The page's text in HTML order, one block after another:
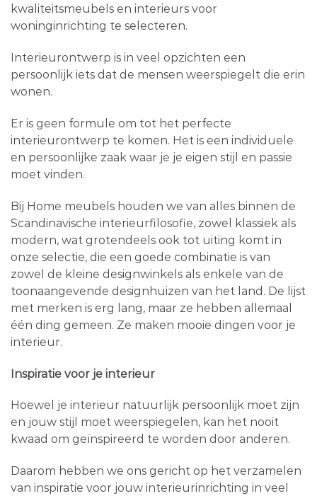
kwaliteitsmeubels en interieurs voor
woninginrichting te selecteren.
Interieurontwerp is in veel opzichten een
persoonlijk iets dat de mensen weerspiegelt die erin
wonen.
Er is geen formule om tot het perfecte
interieurontwerp te komen. Het is een individuele
en persoonlijke zaak waar je je eigen stijl en passie
moet vinden.
Bij Home meubels houden we van alles binnen de
Scandinavische interieurfilosofie, zowel klassiek als
modern, wat grotendeels ook tot uiting komt in
onze selectie, die een goede combinatie is van
zowel de kleine designwinkels als enkele van de
toonaangevende designhuizen van het land. De lijst
met merken is erg lang, maar ze hebben allemaal
één ding gemeen. Ze maken mooie dingen voor je
interieur.
Inspiratie voor je interieur
Hoewel je interieur natuurlijk persoonlijk moet zijn
en jouw stijl moet weerspiegelen, kan het nooit
kwaad om geïnspireerd te worden door anderen.
Daarom hebben we ons gericht op het verzamelen
van inspiratie voor jouw interieurinrichting in veel